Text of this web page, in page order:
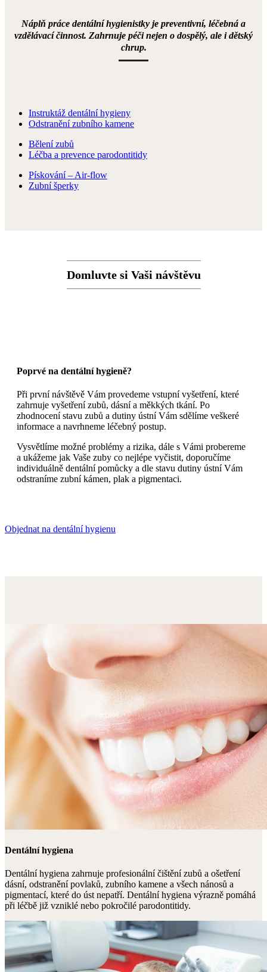
Náplň práce dentální hygienistky je preventivní, léčebná a
vzdělávací činnost. Zahrnuje péči nejen o dospělý, ale i dětský
chrup.
Instruktáž dentální hygieny
Odstranění zubního kamene
Bělení zubů
Léčba a prevence parodontitidy
Pískování – Air-flow
Zubní šperky
Domluvte si Vaši návštěvu
Poprvé na dentální hygieně?
Při první návštěvě Vám provedeme vstupní vyšetření, které
zahrnuje vyšetření zubů, dásní a měkkých tkání. Po
zhodnocení stavu zubů a dutiny ústní Vám sdělíme veškeré
informace a navrhneme léčebný postup.
Vysvětlíme možné problémy a rizika, dále s Vámi probereme
a ukážeme jak Vaše zuby co nejlépe vyčistit, doporučíme
individuálně dentální pomůcky a dle stavu dutiny ústní Vám
odstraníme zubní kámen, plak a pigmentaci.
Objednat na dentální hygienu
Dentální hygiena
Dentální hygiena zahrnuje profesionální čištění zubů a ošetření
dásní, odstranění povlaků, zubního kamene a všech nánosů a
pigmentací, které do úst nepatří. Dentální hygiena výrazně pomáhá
při léčbě již vzniklé nebo pokročilé parodontitidy.